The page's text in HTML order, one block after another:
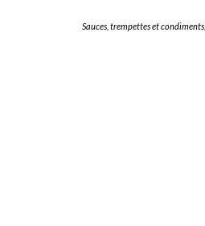
Sauces, trempettes et condiments